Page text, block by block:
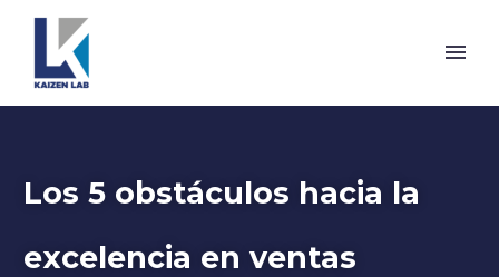
Los 5 obstáculos hacia la
excelencia en ventas